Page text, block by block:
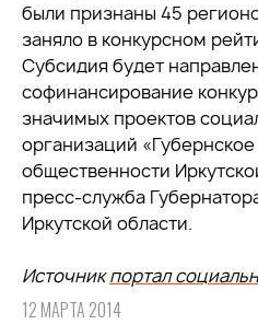
были признаны 45
заняло в конкурсном
Субсидия будет
софинансирование
значимых проектов
организаций
общественности
пресс-служба
Иркутской области.
Источникпортал
12 МАРТА 2014